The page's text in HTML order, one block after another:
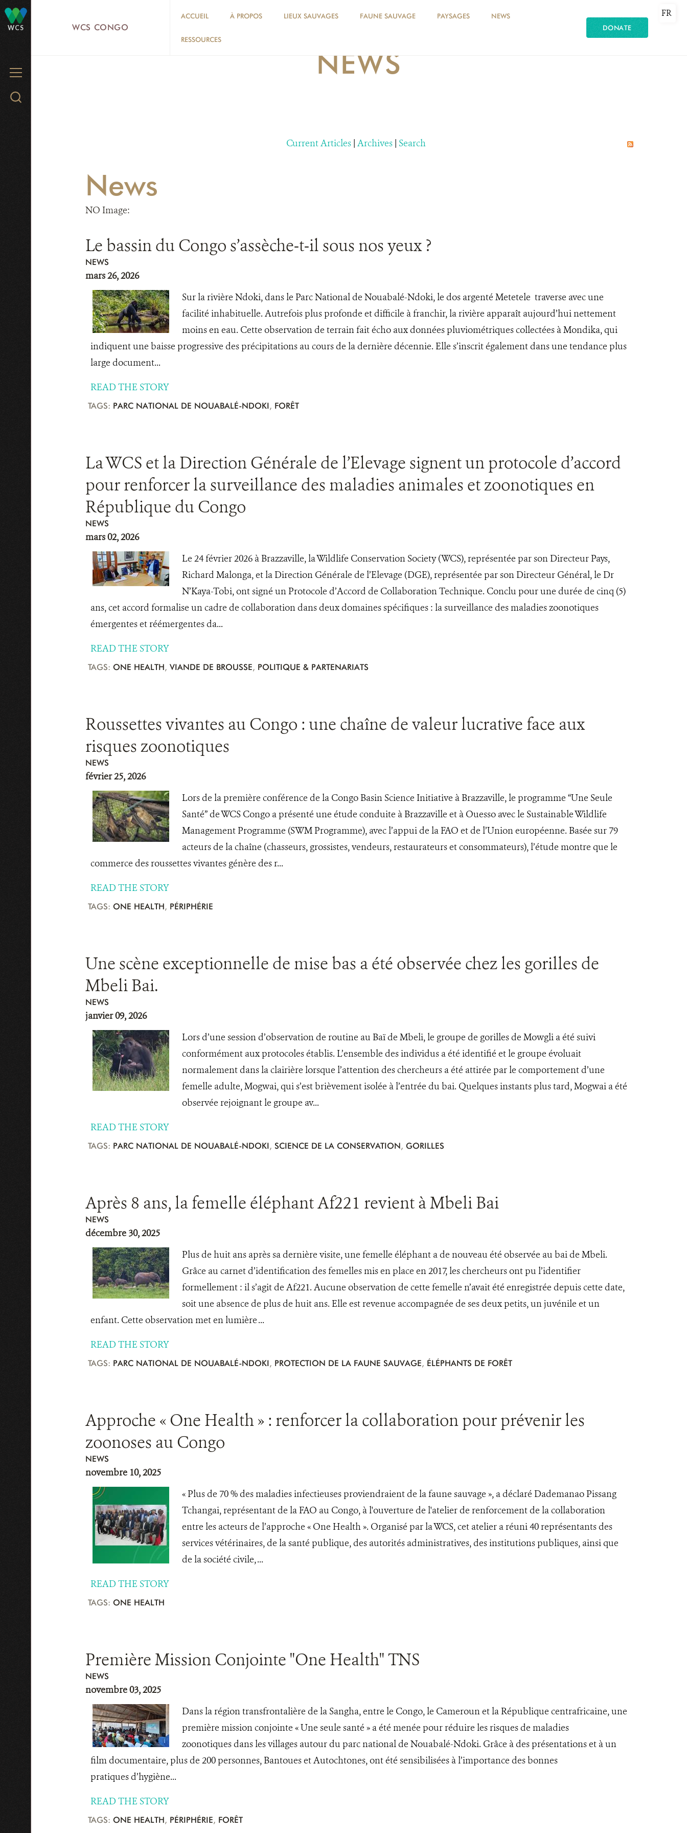
WCS
MENU
Search
WCS CONGO
ACCUEIL À PROPOS LIEUX SAUVAGES FAUNE SAUVAGE PAYSAGES NEWS
RESSOURCES
DONATE
FR
NEWS
Current Articles | Archives | Search
News
NO Image:
Le bassin du Congo s’assèche-t-il sous nos yeux ?
NEWS
mars 26, 2026
Sur la rivière Ndoki, dans le Parc National de Nouabalé-Ndoki, le dos argenté Metetele traverse avec une
facilité inhabituelle. Autrefois plus profonde et difficile à franchir, la rivière apparaît aujourd’hui nettement
moins en eau. Cette observation de terrain fait écho aux données pluviométriques collectées à Mondika, qui
indiquent une baisse progressive des précipitations au cours de la dernière décennie. Elle s’inscrit également dans une tendance plus
large document...
READ THE STORY
TAGS: PARC NATIONAL DE NOUABALÉ-NDOKI, FORÊT
La WCS et la Direction Générale de l’Elevage signent un protocole d’accord
pour renforcer la surveillance des maladies animales et zoonotiques en
République du Congo
NEWS
mars 02, 2026
Le 24 février 2026 à Brazzaville, la Wildlife Conservation Society (WCS), représentée par son Directeur Pays,
Richard Malonga, et la Direction Générale de l’Elevage (DGE), représentée par son Directeur Général, le Dr
N’Kaya-Tobi, ont signé un Protocole d’Accord de Collaboration Technique. Conclu pour une durée de cinq (5)
ans, cet accord formalise un cadre de collaboration dans deux domaines spécifiques : la surveillance des maladies zoonotiques
émergentes et réémergentes da...
READ THE STORY
TAGS: ONE HEALTH, VIANDE DE BROUSSE, POLITIQUE & PARTENARIATS
Roussettes vivantes au Congo : une chaîne de valeur lucrative face aux
risques zoonotiques
NEWS
février 25, 2026
Lors de la première conférence de la Congo Basin Science Initiative à Brazzaville, le programme “Une Seule
Santé” de WCS Congo a présenté une étude conduite à Brazzaville et à Ouesso avec le Sustainable Wildlife
Management Programme (SWM Programme), avec l’appui de la FAO et de l’Union européenne. Basée sur 79
acteurs de la chaîne (chasseurs, grossistes, vendeurs, restaurateurs et consommateurs), l’étude montre que le
commerce des roussettes vivantes génère des r...
READ THE STORY
TAGS: ONE HEALTH, PÉRIPHÉRIE
Une scène exceptionnelle de mise bas a été observée chez les gorilles de
Mbeli Bai.
NEWS
janvier 09, 2026
Lors d’une session d’observation de routine au Baï de Mbeli, le groupe de gorilles de Mowgli a été suivi
conformément aux protocoles établis. L’ensemble des individus a été identifié et le groupe évoluait
normalement dans la clairière lorsque l’attention des chercheurs a été attirée par le comportement d’une
femelle adulte, Mogwai, qui s’est brièvement isolée à l’entrée du bai. Quelques instants plus tard, Mogwai a été
observée rejoignant le groupe av...
READ THE STORY
TAGS: PARC NATIONAL DE NOUABALÉ-NDOKI, SCIENCE DE LA CONSERVATION, GORILLES
Après 8 ans, la femelle éléphant Af221 revient à Mbeli Bai
NEWS
décembre 30, 2025
Plus de huit ans après sa dernière visite, une femelle éléphant a de nouveau été observée au bai de Mbeli.
Grâce au carnet d’identification des femelles mis en place en 2017, les chercheurs ont pu l’identifier
formellement : il s’agit de Af221. Aucune observation de cette femelle n’avait été enregistrée depuis cette date,
soit une absence de plus de huit ans. Elle est revenue accompagnée de ses deux petits, un juvénile et un
enfant. Cette observation met en lumière ...
READ THE STORY
TAGS: PARC NATIONAL DE NOUABALÉ-NDOKI, PROTECTION DE LA FAUNE SAUVAGE, ÉLÉPHANTS DE FORÊT
Approche « One Health » : renforcer la collaboration pour prévenir les
zoonoses au Congo
NEWS
novembre 10, 2025
« Plus de 70 % des maladies infectieuses proviendraient de la faune sauvage », a déclaré Dademanao Pissang
Tchangai, représentant de la FAO au Congo, à l'ouverture de l'atelier de renforcement de la collaboration
entre les acteurs de l’approche « One Health ». Organisé par la WCS, cet atelier a réuni 40 représentants des
services vétérinaires, de la santé publique, des autorités administratives, des institutions publiques, ainsi que
de la société civile, ...
READ THE STORY
TAGS: ONE HEALTH
Première Mission Conjointe "One Health" TNS
NEWS
novembre 03, 2025
Dans la région transfrontalière de la Sangha, entre le Congo, le Cameroun et la République centrafricaine, une
première mission conjointe « Une seule santé » a été menée pour réduire les risques de maladies
zoonotiques dans les villages autour du parc national de Nouabalé-Ndoki. Grâce à des présentations et à un
film documentaire, plus de 200 personnes, Bantoues et Autochtones, ont été sensibilisées à l’importance des bonnes
pratiques d’hygiène...
READ THE STORY
TAGS: ONE HEALTH, PÉRIPHÉRIE, FORÊT